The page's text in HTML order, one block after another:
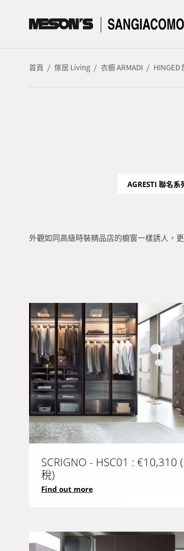
首頁 傢居 Living 衣櫥 ARMADI HINGED
AGRESTI 聯名系
外觀如同高級時裝精品店的櫥窗一樣誘人，
SCRIGNO - HSC01 : €10,310
稅)
Find out more